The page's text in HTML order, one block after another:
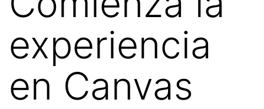
experiencia
en Canvas